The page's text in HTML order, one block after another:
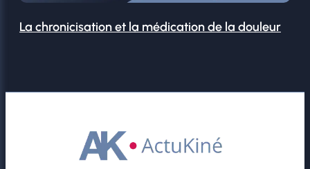
La chronicisation et la médication de la douleur